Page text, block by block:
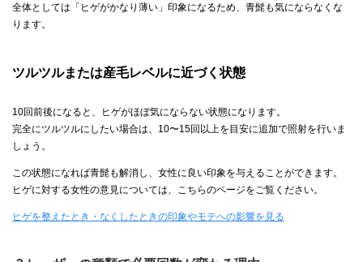
全体としては「ヒゲがかなり薄い」印象になるため、青髭も気にならなくな
ります。
ツルツルまたは産毛レベルに近づく状態
10回前後になると、ヒゲがほぼ気にならない状態になります。
完全にツルツルにしたい場合は、10〜15回以上を目安に追加で照射を行いま
しょう。
この状態になれば青髭も解消し、女性に良い印象を与えることができます。
ヒゲに対する女性の意見については、こちらのページをご覧ください。
ヒゲを整えたとき・なくしたときの印象やモテへの影響を見る